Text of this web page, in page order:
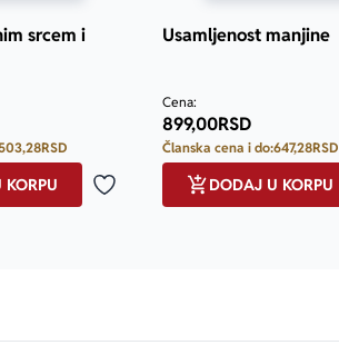
srcem i
RSD
Dodaj u omiljene
Usamljenost manjine
Cena:
899,00RSD
Članska cena i do:647,28RSD
DODAJ U KORPU